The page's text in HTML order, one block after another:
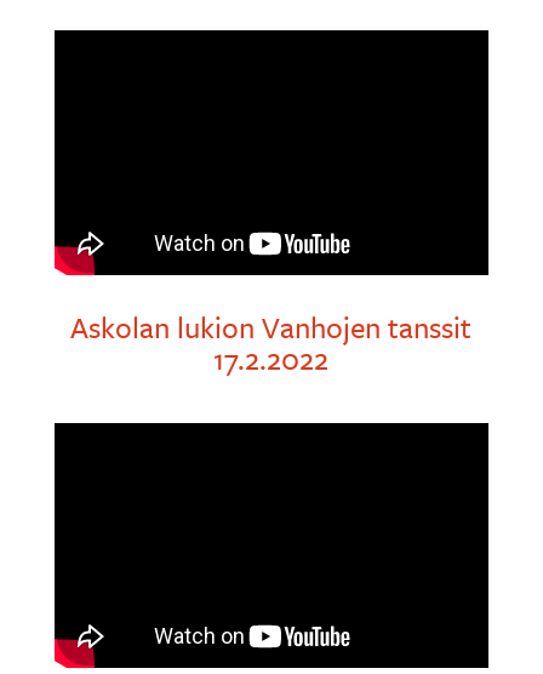
Askolan lukion Vanhojen tanssit
17.2.2022